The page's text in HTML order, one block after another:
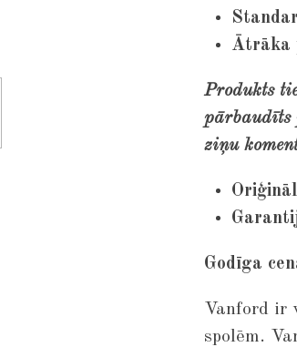
Ātrāka
Produkts
pārbaudīts
ziņu
Godīga
Vanford ir
spolēm.